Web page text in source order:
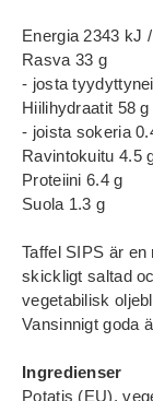
Energia 2343 kJ
Rasva 33 g
- josta
Hiilihydraatit 58 g
- joista sokeria
Ravintokuitu 4.5
Proteiini 6.4 g
Suola 1.3 g
Taffel SIPS är
skickligt saltad
vegetabilisk
Vansinnigt goda
Ingredienser
Potatis (EU),